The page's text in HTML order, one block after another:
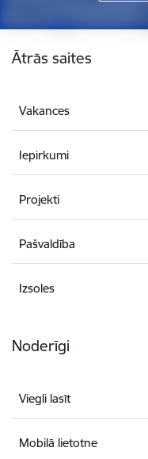
Ātrās saites
Vakances
Iepirkumi
Projekti
Pašvaldība
Izsoles
Noderīgi
Viegli lasīt
Mobilā lietotne